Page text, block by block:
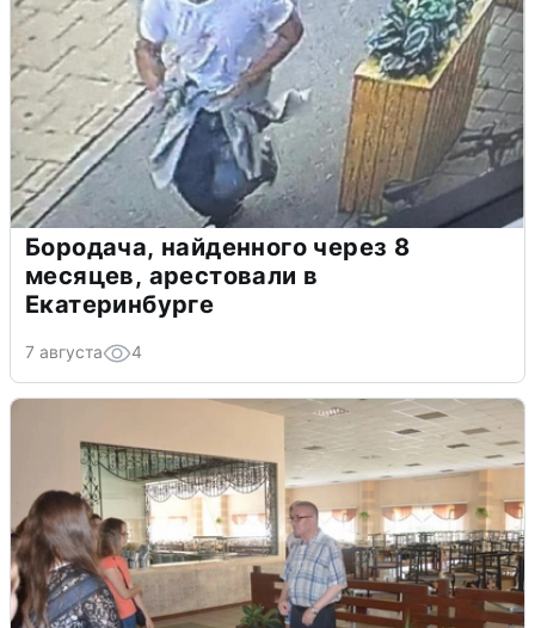
Бородача, найденного через 8
месяцев, арестовали в
Екатеринбурге
7 августа 4